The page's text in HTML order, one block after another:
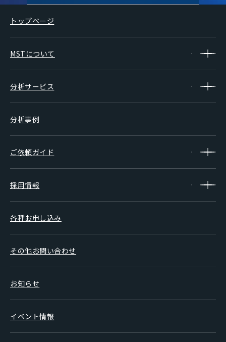
トップページ
MSTについて
分析サービス
分析事例
ご依頼ガイド
採用情報
各種お申し込み
その他お問い合わせ
お知らせ
イベント情報